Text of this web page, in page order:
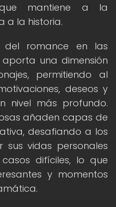
mantiene a la
a la historia.
del romance en las
una dimensión
permitiendo al
deseos y
nivel más profundo.
añaden capas de
desafiando a los
sus vidas personales
difíciles, lo que
y momentos